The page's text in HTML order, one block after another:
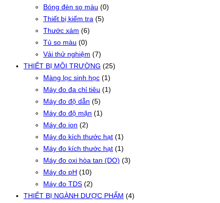
Bóng đèn so màu (0)
Thiết bị kiểm tra (5)
Thước xám (6)
Tủ so màu (0)
Vải thử nghiệm (7)
THIẾT BỊ MÔI TRƯỜNG (25)
Màng lọc sinh học (1)
Máy đo đa chỉ tiêu (1)
Máy đo độ dẫn (5)
Máy đo độ mặn (1)
Máy đo ion (2)
Máy đo kích thước hạt (1)
Máy đo kích thước hạt (1)
Máy đo oxi hòa tan (DO) (3)
Máy đo pH (10)
Máy đo TDS (2)
THIẾT BỊ NGÀNH DƯỢC PHẨM (4)